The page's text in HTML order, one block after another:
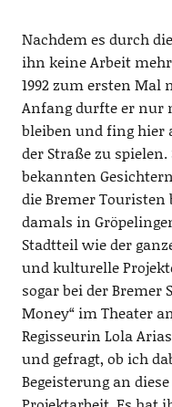
Nachdem es durch
ihn keine Arbeit mehr
1992 zum ersten Mal
Anfangdurfte er nur
bleiben und fing hier
der Straße zu spielen.
bekannten
die Bremer Touristen
damals in
Stadtteil wie der
und kulturelle
sogar bei der Bremer
Money“ im Theater
Regisseurin Lola
und gefragt, ob ich
Begeisterung an